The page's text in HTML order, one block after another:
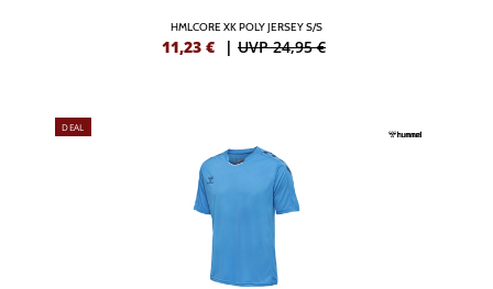
HMLCORE XK POLY JERSEY S/S
11,23 € | UVP 24,95 €
DEAL